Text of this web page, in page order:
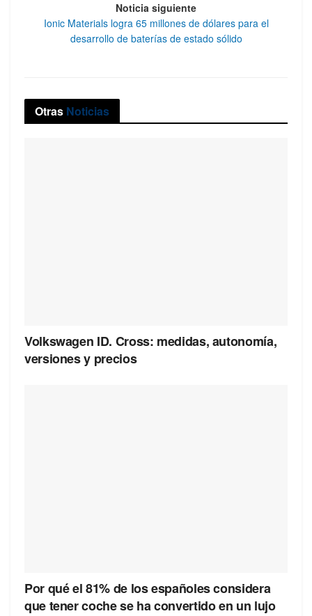
Noticia siguiente
Ionic Materials logra 65 millones de dólares para el
desarrollo de baterías de estado sólido
Otras Noticias
Volkswagen ID. Cross: medidas, autonomía,
versiones y precios
Por qué el 81% de los españoles considera
que tener coche se ha convertido en un lujo